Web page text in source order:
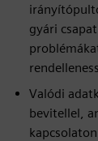
gyári
Valódi
bevitellel,